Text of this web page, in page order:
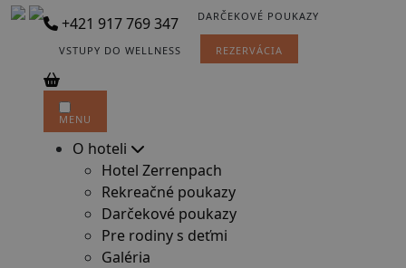
+421 917 769 347 DARČEKOVÉ POUKAZY
VSTUPY DO WELLNESS REZERVÁCIA
MENU
O hoteli
Hotel Zerrenpach
Rekreačné poukazy
Darčekové poukazy
Pre rodiny s deťmi
Galéria